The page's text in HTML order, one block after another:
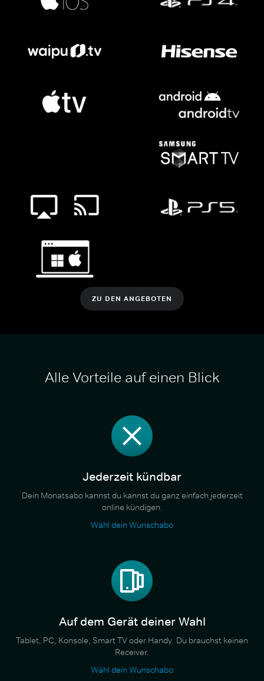
ZU DEN ANGEBOTEN
Alle Vorteile auf einen Blick
Jederzeit kündbar
Dein Monatsabo kannst du kannst du ganz einfach jederzeit
online kündigen.
Wähl dein Wunschabo
Auf dem Gerät deiner Wahl
Tablet, PC, Konsole, Smart TV oder Handy. Du brauchst keinen
Receiver.
Wähl dein Wunschabo